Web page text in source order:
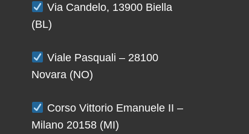
Via Candelo, 13900 Biella
(BL)
Viale Pasquali – 28100
Novara (NO)
Corso Vittorio Emanuele II –
Milano 20158 (MI)